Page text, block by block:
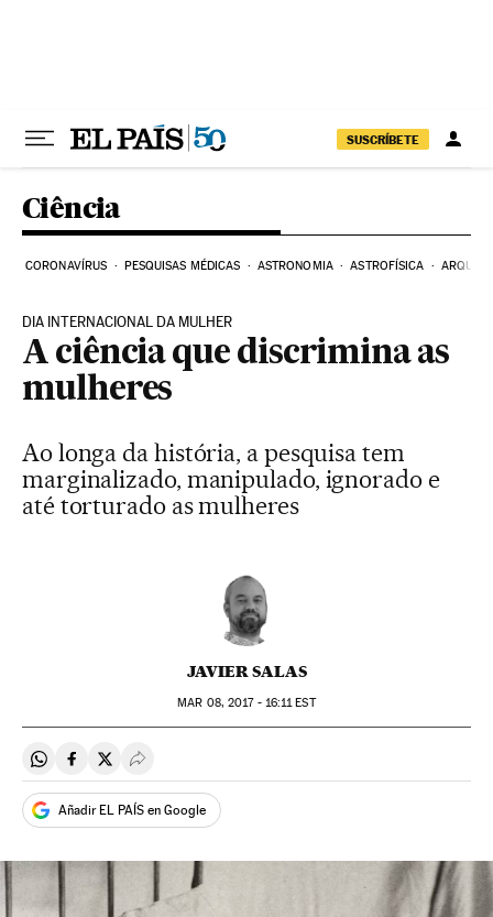
SUSCRÍBETE
Ciência
CORONAVÍRUS PESQUISAS MÉDICAS ASTRONOMIA ASTROFÍSICA
DIA INTERNACIONAL DA MULHER
A ciência que discrimina as
mulheres
Ao longa da história, a pesquisa tem
marginalizado, manipulado, ignorado e
até torturado as mulheres
JAVIER SALAS
MAR 08, 2017 - 16:11EST
Compartir en Whatsapp
Compartir en Facebook
Compartir en Twitter
Desplegar Redes Sociales
Añadir EL PAÍS en Google